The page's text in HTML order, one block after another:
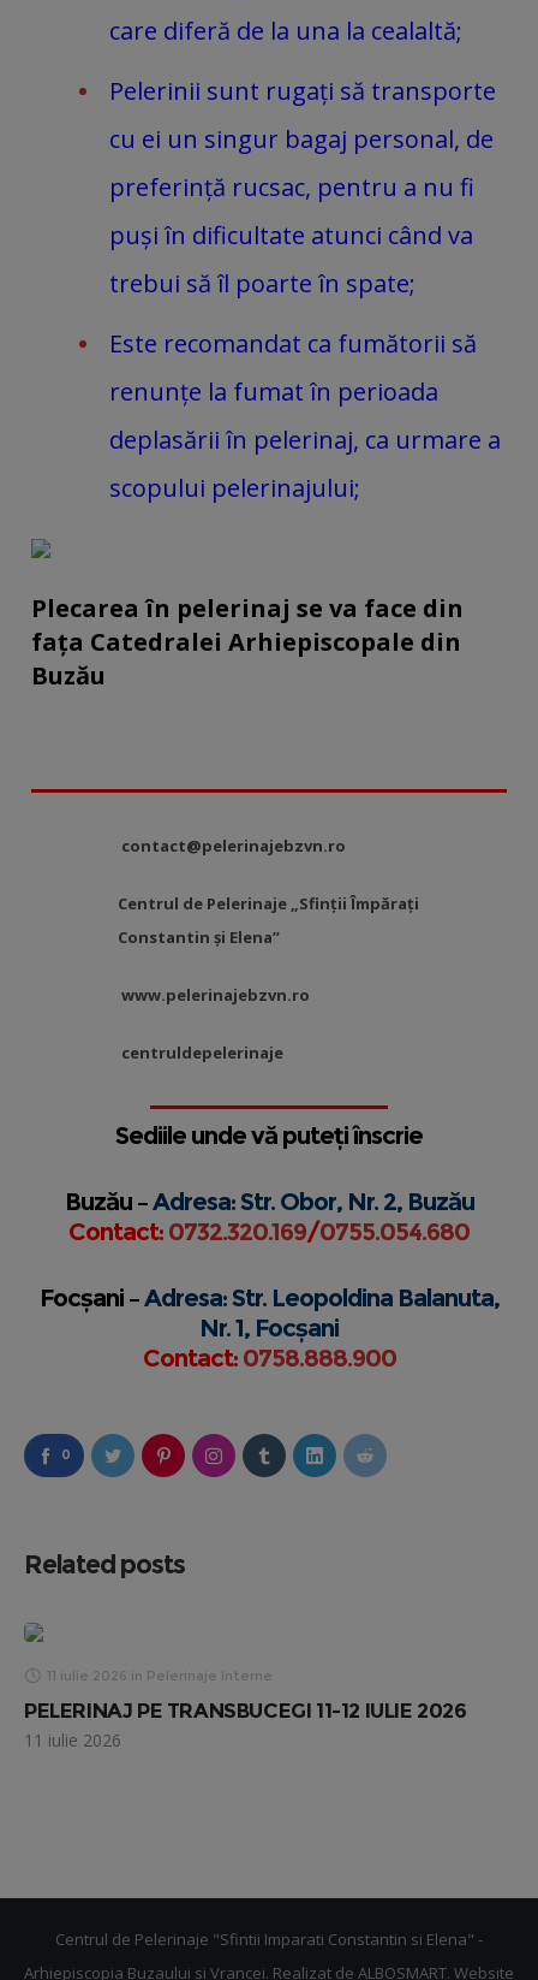
care diferă de la una la cealaltă;
Pelerinii sunt rugați să transporte
cu ei un singur bagaj personal, de
preferință rucsac, pentru a nu fi
puși în dificultate atunci când va
trebui să îl poarte în spate;
Este recomandat ca fumătorii să
renunțe la fumat în perioada
deplasării în pelerinaj, ca urmare a
scopului pelerinajului;
Plecarea în pelerinaj se va face din
fața Catedralei Arhiepiscopale din
Buzău
contact@pelerinajebzvn.ro
Centrul de Pelerinaje „Sfinții Împărați
Constantin și Elena”
www.pelerinajebzvn.ro
centruldepelerinaje
Sediile unde vă puteți înscrie
Buzău –Adresa: Str. Obor, Nr. 2, Buzău
Contact: 0732.320.169/0755.054.680
Focșani –Adresa: Str. Leopoldina Balanuta,
Nr. 1, Focșani
Contact: 0758.888.900
0
Related posts
11 iulie 2026 in Pelerinaje Interne
PELERINAJ PE TRANSBUCEGI 11-12 IULIE 2026
11 iulie 2026
Centrul de Pelerinaje "Sfintii Imparati Constantin si Elena" -
Arhiepiscopia Buzaului si Vrancei. Realizat de ALBOSMART. Website